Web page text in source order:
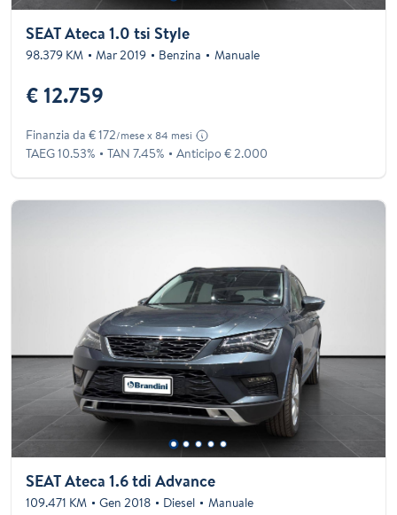
SEAT Ateca 1.0 tsi Style
98.379 KM Mar 2019 Benzina Manuale
€ 12.759
Finanzia da € 172/mese x 84 mesi
TAEG 10.53% TAN 7.45% Anticipo € 2.000
SEAT Ateca 1.6 tdi Advance
109.471 KM Gen 2018 Diesel Manuale